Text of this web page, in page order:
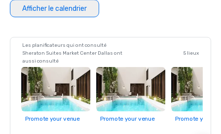
Afficher le calendrier
Les planificateurs qui ont consulté
Sheraton Suites Market Center Dallas ont
aussi consulté
5 lieux
Promote your venue Promote your venue Promote your